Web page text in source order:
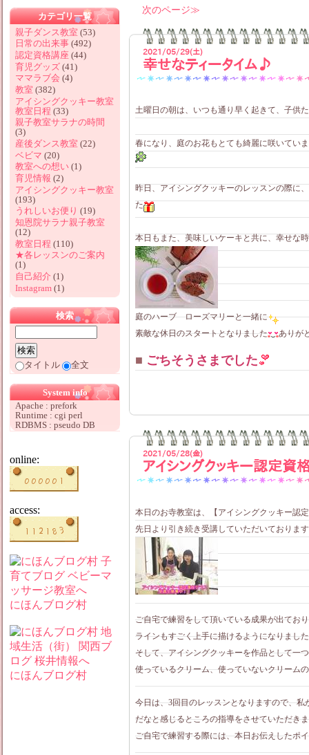
次のページ
2021/05/29(土)
幸せなティータイム♪
土曜日の朝は、いつも通り早く起きて、子供
春になり、庭のお花もとても綺麗に咲いてい
昨日、アイシングクッキーのレッスンの際に
た
本日もまた、美味しいケーキと共に、幸せな
庭のハーブ ローズマリーと一緒に
素敵な休日のスタートとなりました
ありが
■ ごちそうさまでした
2021/05/28(金)
アイシングクッキー認定資
本日のお寺教室は、【アイシングクッキー認
先日より引き続き受講していただいております
ご自宅で練習をして頂いている成果が出てお
ラインもすごく上手に描けるようになりまし
そして、アイシングクッキーを作品として一
使っているクリーム、使っていないクリーム
今日は、3回目のレッスンとなりますので、
だなと感じるところの指導をさせていただき
ご自宅で練習する際には、本日お伝えしたポ
カテゴリ一覧
親子ダンス教室 (53)
日常の出来事 (492)
認定資格講座 (44)
育児グッズ (41)
ママラブ会 (4)
教室 (382)
アイシングクッキー教室
教室日程 (33)
親子教室サラナの時間
(3)
産後ダンス教室 (22)
ベビマ (20)
教室への想い (1)
育児情報 (2)
アイシングクッキー教室
(193)
うれしいお便り (19)
知恩院サラナ親子教室
(12)
教室日程 (110)
★各レッスンのご案内
(1)
自己紹介 (1)
Instagram (1)
検索
タイトル 全文
System info
Apache : prefork
Runtime : cgi perl
RDBMS : pseudo DB
online:
access:
にほんブログ村
にほんブログ村